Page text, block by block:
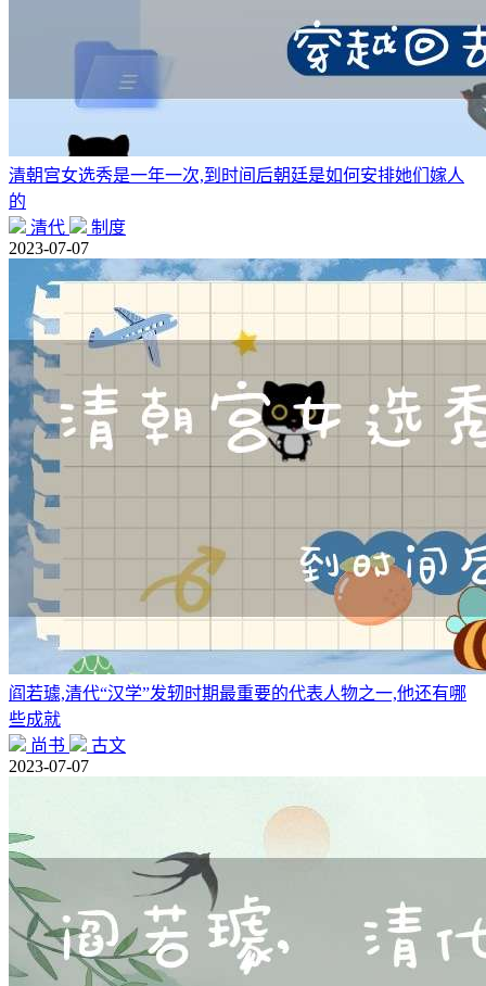
清朝宫女选秀是一年一次,到时间后朝廷是如何安排她们嫁人
的
清代
制度
2023-07-07
阎若璩,清代“汉学”发轫时期最重要的代表人物之一,他还有哪
些成就
尚书
古文
2023-07-07